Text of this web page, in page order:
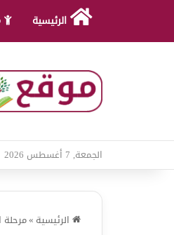
الرئيسية
الجمعة, 7 أغسطس 2026
الرئيسية »مرحلة